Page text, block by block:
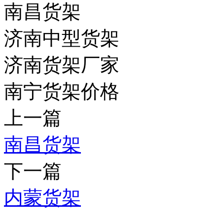
南昌货架
济南中型货架
济南货架厂家
南宁货架价格
上一篇
南昌货架
下一篇
内蒙货架